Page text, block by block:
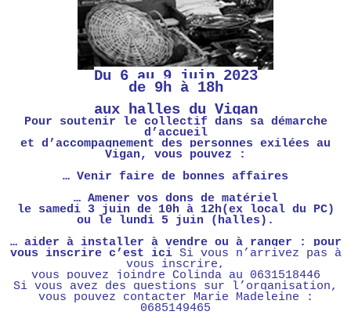
Du 6 au 9 juin 2023
de 9h à 18h
aux halles du Vigan
Pour soutenir le collectif dans sa démarche
d’accueil
et d’accompagnement des personnes exilées au
Vigan, vous pouvez :
… Venir faire de bonnes affaires
… Amener vos dons de matériel
le samedi 3 juin de 10h à 12h(ex local du PC)
ou le lundi 5 juin (halles).
… aider à installer à vendre ou à ranger : pour
vous inscrire c’est iciSi vous n’arrivez pas à
vous inscrire,
vous pouvez joindre Colinda au 0631518446
Si vous avez des questions sur l’organisation,
vous pouvez contacter Marie Madeleine :
0685149465